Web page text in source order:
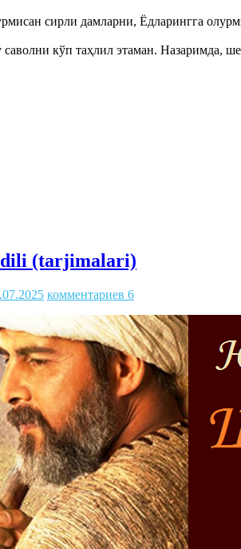
сирли дамларни, Ёдларингга
кўп таҳлил этаман. Назаримда,
(tarjimalari)
комментариев 6